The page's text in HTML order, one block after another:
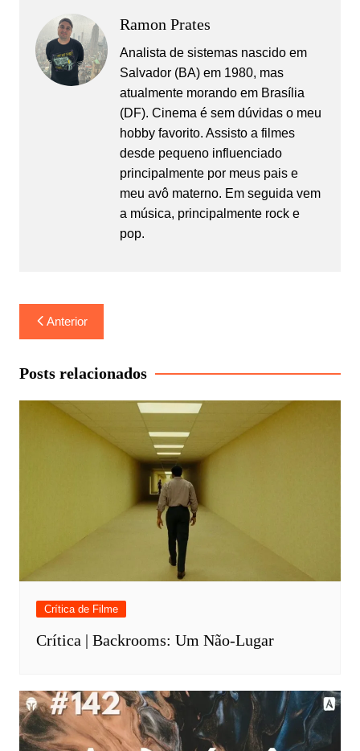
Ramon Prates
Analista de sistemas nascido em
Salvador (BA) em 1980, mas
atualmente morando em Brasília
(DF). Cinema é sem dúvidas o meu
hobby favorito. Assisto a filmes
desde pequeno influenciado
principalmente por meus pais e
meu avô materno. Em seguida vem
a música, principalmente rock e
pop.
Navegação
de
Post
Anterior
Posts relacionados
Crítica de Filme
Crítica | Backrooms: Um Não-Lugar